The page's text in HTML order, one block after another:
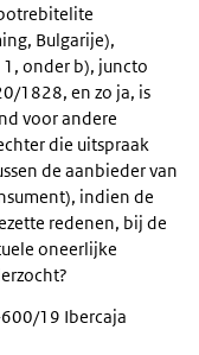
Bulgarije),
onder b), juncto
1828, en zo ja, is
voor andere
die uitspraak
de aanbieder van
indien de
redenen, bij de
oneerlijke
19 Ibercaja